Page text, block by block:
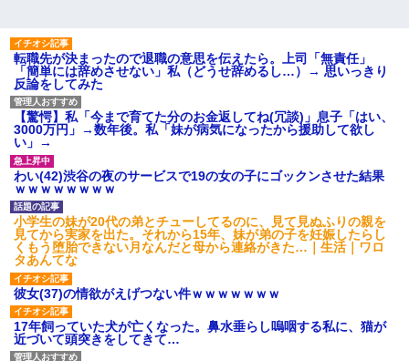
転職先が決まったので退職の意思を伝えたら。上司「無責任」
「簡単には辞めさせない」私（どうせ辞めるし…）→ 思いっきり
反論をしてみた
【驚愕】私「今まで育てた分のお金返してね(冗談)」息子「はい、
3000万円」→数年後。私「妹が病気になったから援助して欲し
い」→
わい(42)渋谷の夜のサービスで19の女の子にゴックンさせた結果
ｗｗｗｗｗｗｗｗ
小学生の妹が20代の弟とチューしてるのに、見て見ぬふりの親を
見てから実家を出た。それから15年、妹が弟の子を妊娠したらし
くもう堕胎できない月なんだと母から連絡がきた…｜生活｜ワロ
タあんてな
彼女(37)の情欲がえげつない件ｗｗｗｗｗｗｗ
17年飼っていた犬が亡くなった。鼻水垂らし嗚咽する私に、猫が
近づいて頭突きをしてきて…